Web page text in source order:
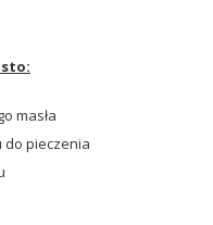
masła
do pieczenia